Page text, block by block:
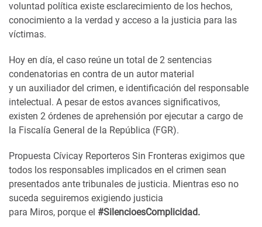
voluntad política existe esclarecimiento de los hechos,
conocimiento a la verdad y acceso a la justicia para las
víctimas.
Hoy en día, el caso reúne un total de 2 sentencias
condenatorias en contra de un autor material
y un auxiliador del crimen, e identificación del responsable
intelectual. A pesar de estos avances significativos,
existen 2 órdenes de aprehensión por ejecutar a cargo de
la Fiscalía General de la República (FGR).
Propuesta Cívicay Reporteros Sin Fronteras exigimos que
todos los responsables implicados en el crimen sean
presentados ante tribunales de justicia. Mientras eso no
suceda seguiremos exigiendo justicia
para Miros, porque el #SilencioesComplicidad.